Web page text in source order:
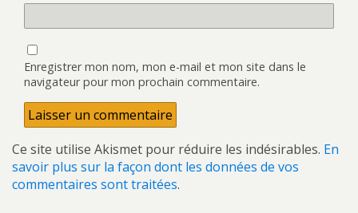
Enregistrer mon nom, mon e-mail et mon site dans le
navigateur pour mon prochain commentaire.
Ce site utilise Akismet pour réduire les indésirables. En
savoir plus sur la façon dont les données de vos
commentaires sont traitées.